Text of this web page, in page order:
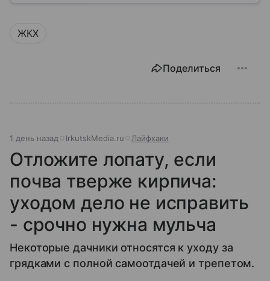
ЖКХ
Поделиться
1 день назад IrkutskMedia.ru Лайфхаки
Отложите лопату, если
почва тверже кирпича:
уходом дело не исправить
- срочно нужна мульча
Некоторые дачники относятся к уходу за
грядками с полной самоотдачей и трепетом.